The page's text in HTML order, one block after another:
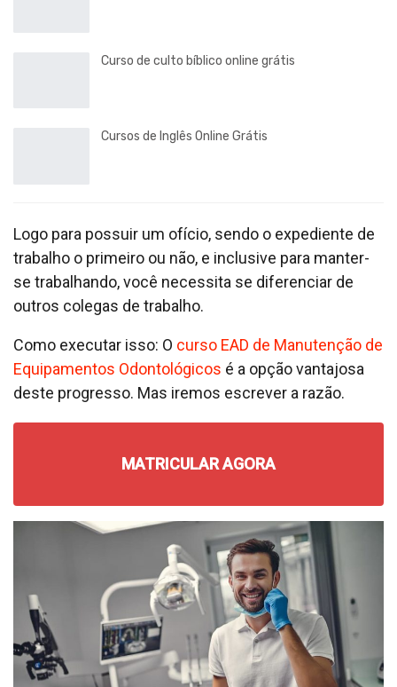
Curso de culto bíblico online grátis
Cursos de Inglês Online Grátis
Logo para possuir um ofício, sendo o expediente de
trabalho o primeiro ou não, e inclusive para manter-
se trabalhando, você necessita se diferenciar de
outros colegas de trabalho.
Como executar isso: O curso EAD de Manutenção de
Equipamentos Odontológicos é a opção vantajosa
deste progresso. Mas iremos escrever a razão.
MATRICULAR AGORA